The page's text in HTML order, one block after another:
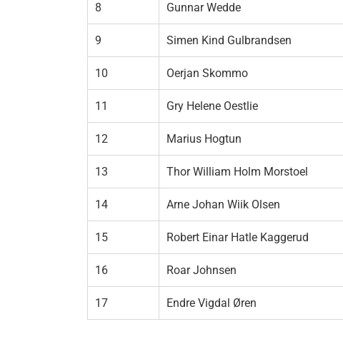
8 Gunnar Wedde
9 Simen Kind Gulbrandsen
10 Oerjan Skommo
11 Gry Helene Oestlie
12 Marius Hogtun
13 Thor William Holm Morstoel
14 Arne Johan Wiik Olsen
15 Robert Einar Hatle Kaggerud
16 Roar Johnsen
17 Endre Vigdal Øren